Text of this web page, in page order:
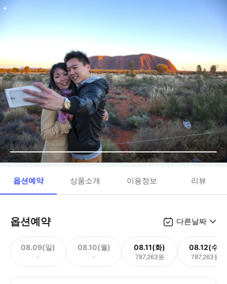
옵션예약 상품소개 이용정보 리뷰
옵션예약 다른날짜
08.09(일)
-
08.10(월)
-
08.11(화)
787,263원
08.12(수)
787,263원